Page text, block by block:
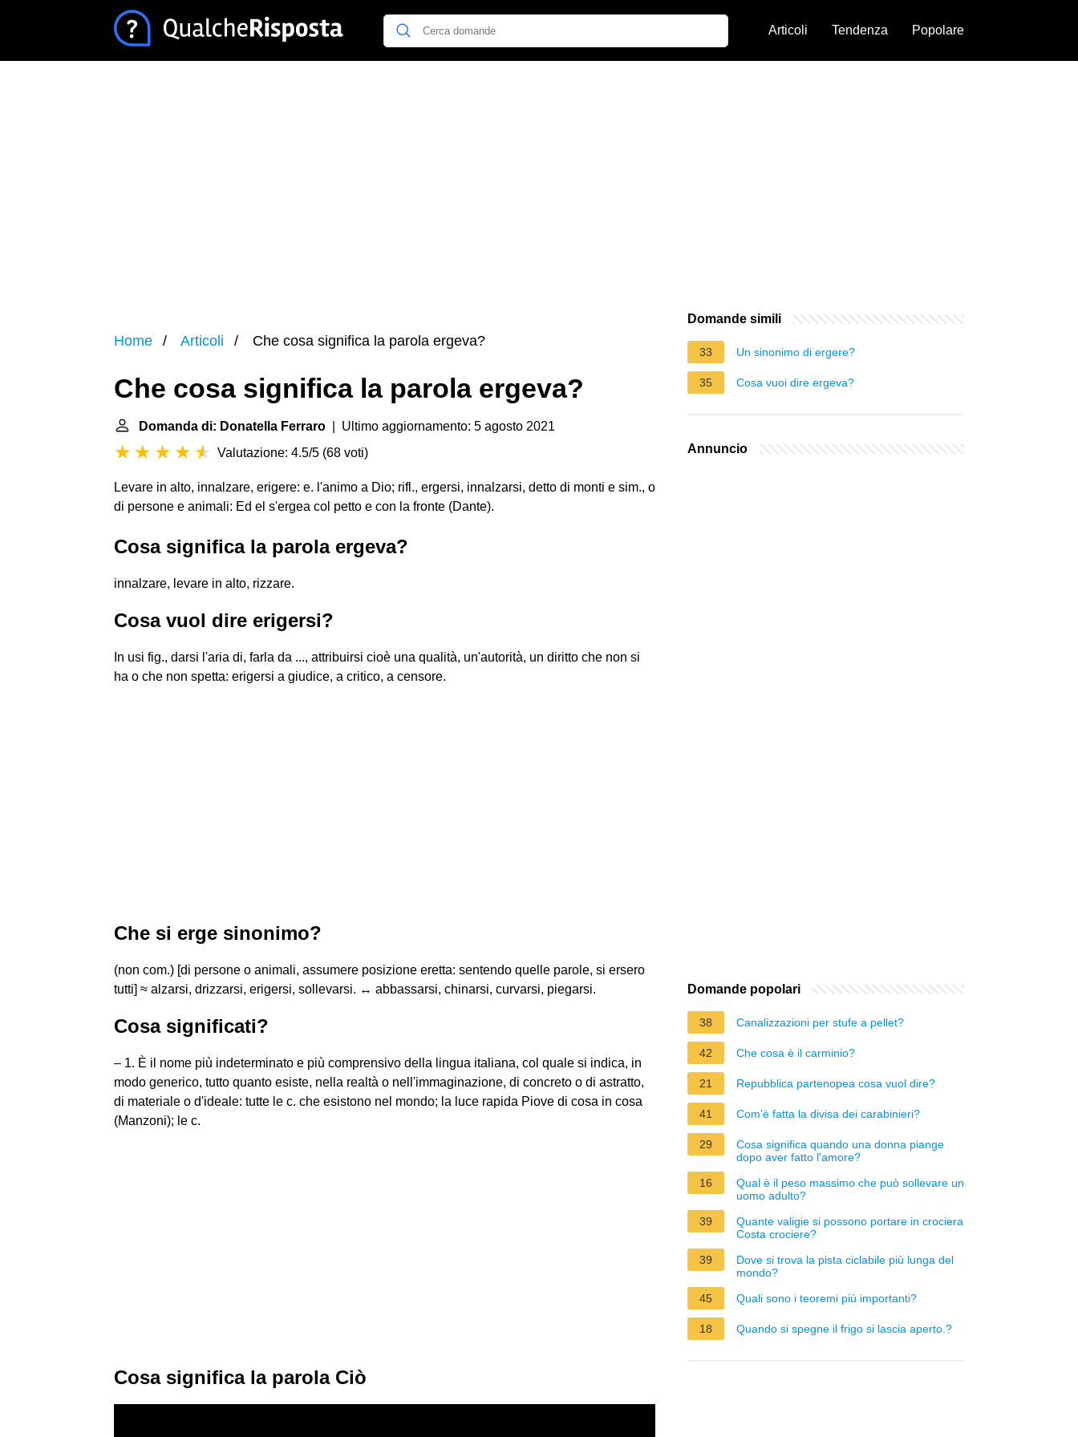
Articoli Tendenza Popolare
Home Articoli Che cosa significa la parola ergeva?
Che cosa significa la parola ergeva?
Domanda di: Donatella Ferraro | Ultimo aggiornamento: 5 agosto 2021
Valutazione: 4.5/5 (68 voti)
Levare in alto, innalzare, erigere: e. l'animo a Dio; rifl., ergersi, innalzarsi, detto di monti e sim., o
di persone e animali: Ed el s'ergea col petto e con la fronte (Dante).
Cosa significa la parola ergeva?
innalzare, levare in alto, rizzare.
Cosa vuol dire erigersi?
In usi fig., darsi l'aria di, farla da ..., attribuirsi cioè una qualità, un'autorità, un diritto che non si
ha o che non spetta: erigersi a giudice, a critico, a censore.
Che si erge sinonimo?
(non com.) [di persone o animali, assumere posizione eretta: sentendo quelle parole, si ersero
tutti] ≈ alzarsi, drizzarsi, erigersi, sollevarsi. ↔ abbassarsi, chinarsi, curvarsi, piegarsi.
Cosa significati?
– 1. È il nome più indeterminato e più comprensivo della lingua italiana, col quale si indica, in
modo generico, tutto quanto esiste, nella realtà o nell'immaginazione, di concreto o di astratto,
di materiale o d'ideale: tutte le c. che esistono nel mondo; la luce rapida Piove di cosa in cosa
(Manzoni); le c.
Cosa significa la parola Ciò
Domande simili
33 Un sinonimo di ergere?
35 Cosa vuoi dire ergeva?
Annuncio
Domande popolari
38 Canalizzazioni per stufe a pellet?
42 Che cosa è il carminio?
21 Repubblica partenopea cosa vuol dire?
41 Com'è fatta la divisa dei carabinieri?
29
Cosa significa quando una donna piange
dopo aver fatto l'amore?
16
Qual è il peso massimo che può sollevare un
uomo adulto?
39
Quante valigie si possono portare in crociera
Costa crociere?
39
Dove si trova la pista ciclabile più lunga del
mondo?
45
Quali sono i teoremi più importanti?
18 Quando si spegne il frigo si lascia aperto.?